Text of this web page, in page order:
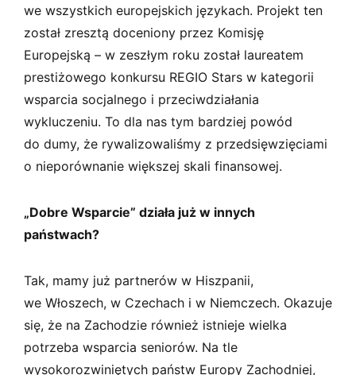
we wszystkich europejskich językach. Projekt ten
został zresztą doceniony przez Komisję
Europejską – w zeszłym roku został laureatem
prestiżowego konkursu REGIO Stars w kategorii
wsparcia socjalnego i przeciwdziałania
wykluczeniu. To dla nas tym bardziej powód
do dumy, że rywalizowaliśmy z przedsięwzięciami
o nieporównanie większej skali finansowej.
„Dobre Wsparcie” działa już w innych
państwach?
Tak, mamy już partnerów w Hiszpanii,
we Włoszech, w Czechach i w Niemczech. Okazuje
się, że na Zachodzie również istnieje wielka
potrzeba wsparcia seniorów. Na tle
wysokorozwiniętych państw Europy Zachodniej,